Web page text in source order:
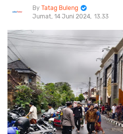
Tatag Buleng
Jumat, 14 Juni 2024 13.33